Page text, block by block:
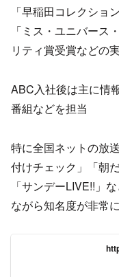
「早稲田コレクショ
「ミス・ユニバース
リティ賞受賞などの
ABC入社後は主に情
番組などを担当
特に全国ネットの放
付けチェック」「朝
「サンデーLIVE!!」
ながら知名度が非常